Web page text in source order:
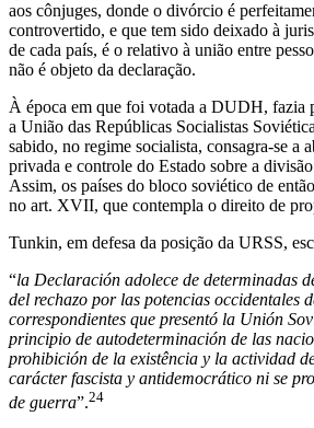
aos cônjuges, donde o divórcio é
controvertido, e que tem sido deixado à
de cada país, é o relativo à união entre
não é objeto da declaração.
À época em que foi votada a DUDH, fazia
a União das Repúblicas Socialistas
sabido, no regime socialista, consagra-se a
privada e controle do Estado sobre a
Assim, os países do bloco soviético de
no art. XVII, que contempla o direito de
Tunkin, em defesa da posição da URSS,
“la Declaración adolece de determinadas
del rechazo por las potencias occidentales
correspondientes que presentó la Unión
principio de autodeterminación de las
prohibición de la existência y la actividad
carácter fascista y antidemocrático ni se
de guerra”.24